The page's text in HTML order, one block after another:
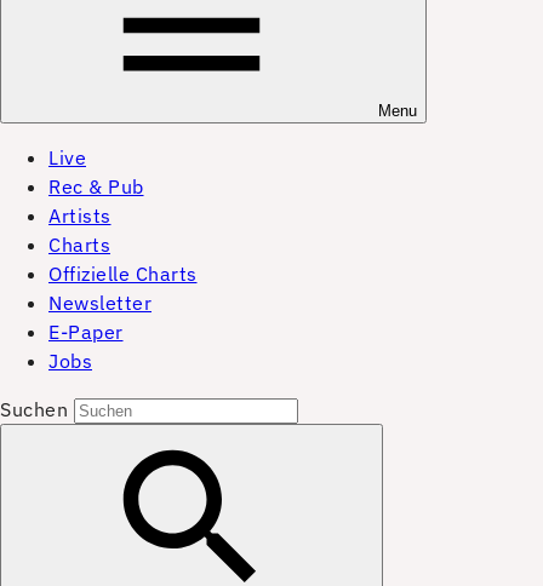
Menu
Live
Rec & Pub
Artists
Charts
Offizielle Charts
Newsletter
E-Paper
Jobs
Suchen